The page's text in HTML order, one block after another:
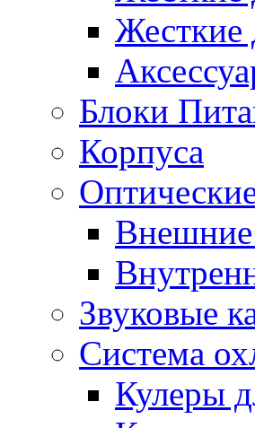
Жесткие
Блоки
Корпуса
Звуковые
Система
Кулеры